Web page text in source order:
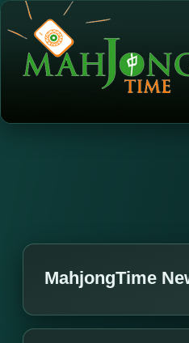
MahjongTime